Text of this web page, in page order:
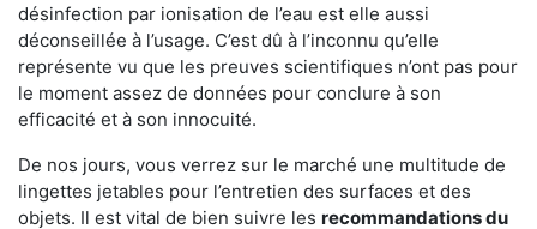
désinfection par ionisation de l’eau est elle aussi
déconseillée à l’usage. C’est dû à l’inconnu qu’elle
représente vu que les preuves scientifiques n’ont pas pour
le moment assez de données pour conclure à son
efficacité et à son innocuité.
De nos jours, vous verrez sur le marché une multitude de
lingettes jetables pour l’entretien des surfaces et des
objets. Il est vital de bien suivre les recommandations du